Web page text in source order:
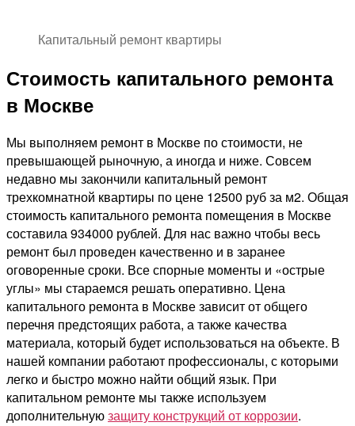
Капитальный ремонт квартиры
Стоимость капитального ремонта
в Москве
Мы выполняем ремонт в Москве по стоимости, не
превышающей рыночную, а иногда и ниже. Совсем
недавно мы закончили капитальный ремонт
трехкомнатной квартиры по цене 12500 руб за м2. Общая
стоимость капитального ремонта помещения в Москве
составила 934000 рублей. Для нас важно чтобы весь
ремонт был проведен качественно и в заранее
оговоренные сроки. Все спорные моменты и «острые
углы» мы стараемся решать оперативно. Цена
капитального ремонта в Москве зависит от общего
перечня предстоящих работа, а также качества
материала, который будет использоваться на объекте. В
нашей компании работают профессионалы, с которыми
легко и быстро можно найти общий язык. При
капитальном ремонте мы также используем
дополнительнуюзащиту конструкций от коррозии.